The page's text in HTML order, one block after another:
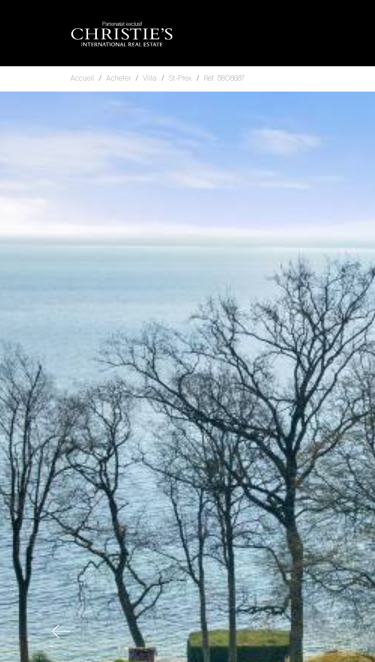
Partenariat exclusif
Accueil Acheter Villa St-Prex Réf. 5808687
Previous